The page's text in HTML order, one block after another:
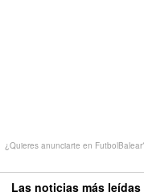
¿Quieres anunciarte en
Las noticias más leídas